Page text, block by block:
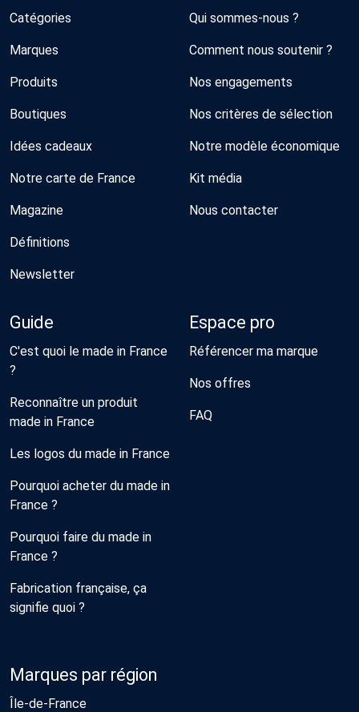
Catégories
Marques
Produits
Boutiques
Idées cadeaux
Notre carte de France
Magazine
Définitions
Newsletter
Qui sommes-nous ?
Comment nous soutenir ?
Nos engagements
Nos critères de sélection
Notre modèle économique
Kit média
Nous contacter
Guide
C'est quoi le made in France
?
Reconnaître un produit
made in France
Les logos du made in France
Pourquoi acheter du made in
France ?
Pourquoi faire du made in
France ?
Fabrication française, ça
signifie quoi ?
Espace pro
Référencer ma marque
Nos offres
FAQ
Marques par région
Île-de-France